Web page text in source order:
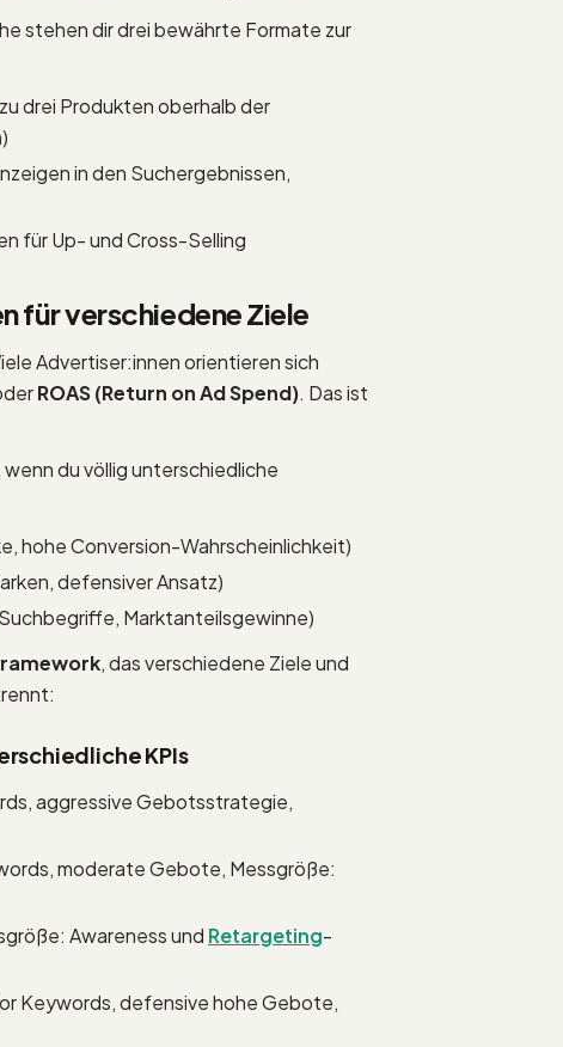
stehen dir drei bewährte Formate zur
drei Produkten oberhalb der
in den Suchergebnissen,
für Up- und Cross-Selling
für verschiedene Ziele
Advertiser:innen orientieren sich
ROAS (Return on Ad Spend). Das ist
du völlig unterschiedliche
hohe Conversion-Wahrscheinlichkeit)
defensiver Ansatz)
Marktanteilsgewinne)
, das verschiedene Ziele und
KPIs
aggressive Gebotsstrategie,
moderate Gebote, Messgröße:
Awareness und Retargeting-
Keywords, defensive hohe Gebote,